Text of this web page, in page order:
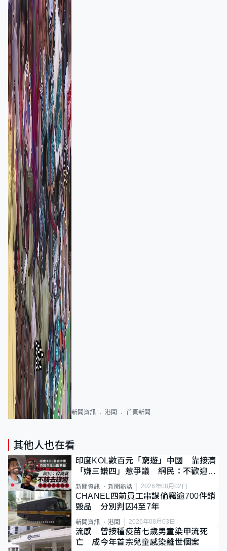
新聞資訊 港聞 首頁新聞
其他人也在看
印度KOL數百元「窮遊」中國 靠接濟
「嫌三嫌四」惹爭議 網民：不歡迎劣
質旅客
新聞資訊 新聞熱話 2026年08月02日
CHANEL四前員工串謀偷竊逾700件銷
毀品 分別判囚4至7年
新聞資訊 港聞 2026年08月03日
流感｜曾接種疫苗七歲男童染甲流死
亡 成今年首宗兒童感染離世個案